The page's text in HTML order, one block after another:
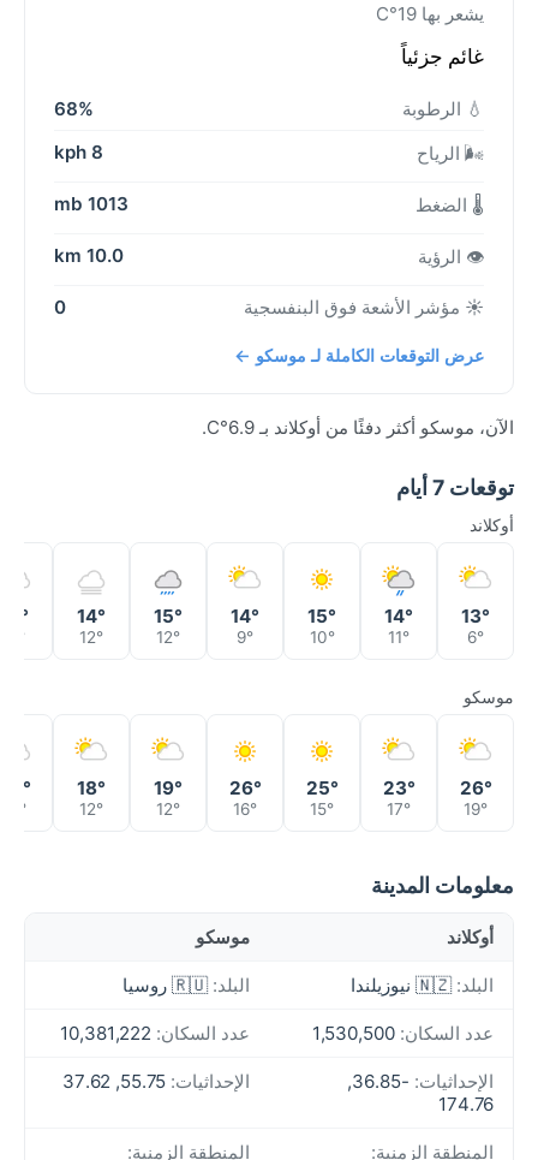
يشعر بها 19°C
غائم جزئياً
💧 الرطوبة
68%
🌬️ الرياح
8 kph
🌡️ الضغط 1013 mb
👁️ الرؤية 10.0 km
☀️ مؤشر الأشعة فوق البنفسجية 0
عرض التوقعات الكاملة لـ موسكو ←
الآن، موسكو أكثر دفئًا من أوكلاند بـ 6.9°C.
توقعات 7 أيام
أوكلاند
13°
6°
14°
11°
15°
10°
14°
9°
15°
12°
14°
12°
13°
11°
موسكو
26°
19°
23°
17°
25°
15°
26°
16°
19°
12°
18°
12°
12°
معلومات المدينة
أوكلاند موسكو
البلد: 🇳🇿 نيوزيلندا البلد: 🇷🇺 روسيا
عدد السكان: عدد السكان:
الإحداثيات:
-36.85,
174.76
الإحداثيات:
المنطقة الزمنية: المنطقة الزمنية: